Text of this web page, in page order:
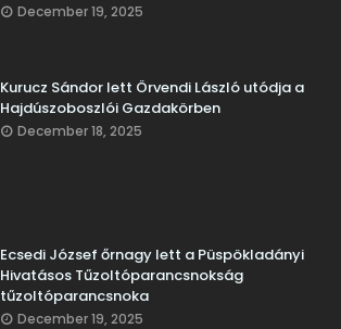
December 19, 2025
Kurucz Sándor lett Örvendi László utódja a
Hajdúszoboszlói Gazdakörben
December 18, 2025
Ecsedi József őrnagy lett a Püspökladányi
Hivatásos Tűzoltóparancsnokság
tűzoltóparancsnoka
December 19, 2025